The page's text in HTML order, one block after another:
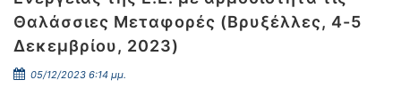
Θαλάσσιες Μεταφορές (Βρυξέλλες, 4-5
Δεκεμβρίου, 2023)
05/12/2023 6:14 μμ.